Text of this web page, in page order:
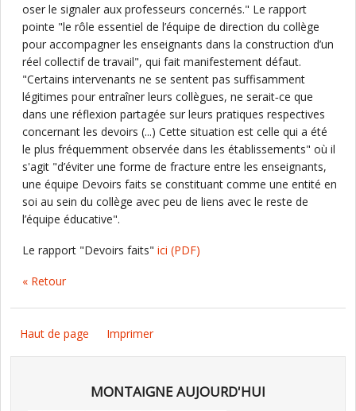
oser le signaler aux professeurs concernés." Le rapport
pointe "le rôle essentiel de l’équipe de direction du collège
pour accompagner les enseignants dans la construction d’un
réel collectif de travail", qui fait manifestement défaut.
"Certains intervenants ne se sentent pas suffisamment
légitimes pour entraîner leurs collègues, ne serait‐ce que
dans une réflexion partagée sur leurs pratiques respectives
concernant les devoirs (...) Cette situation est celle qui a été
le plus fréquemment observée dans les établissements" où il
s'agit "d’éviter une forme de fracture entre les enseignants,
une équipe Devoirs faits se constituant comme une entité en
soi au sein du collège avec peu de liens avec le reste de
l’équipe éducative".
Le rapport "Devoirs faits" ici (PDF)
« Retour
Haut de page Imprimer
MONTAIGNE AUJOURD'HUI